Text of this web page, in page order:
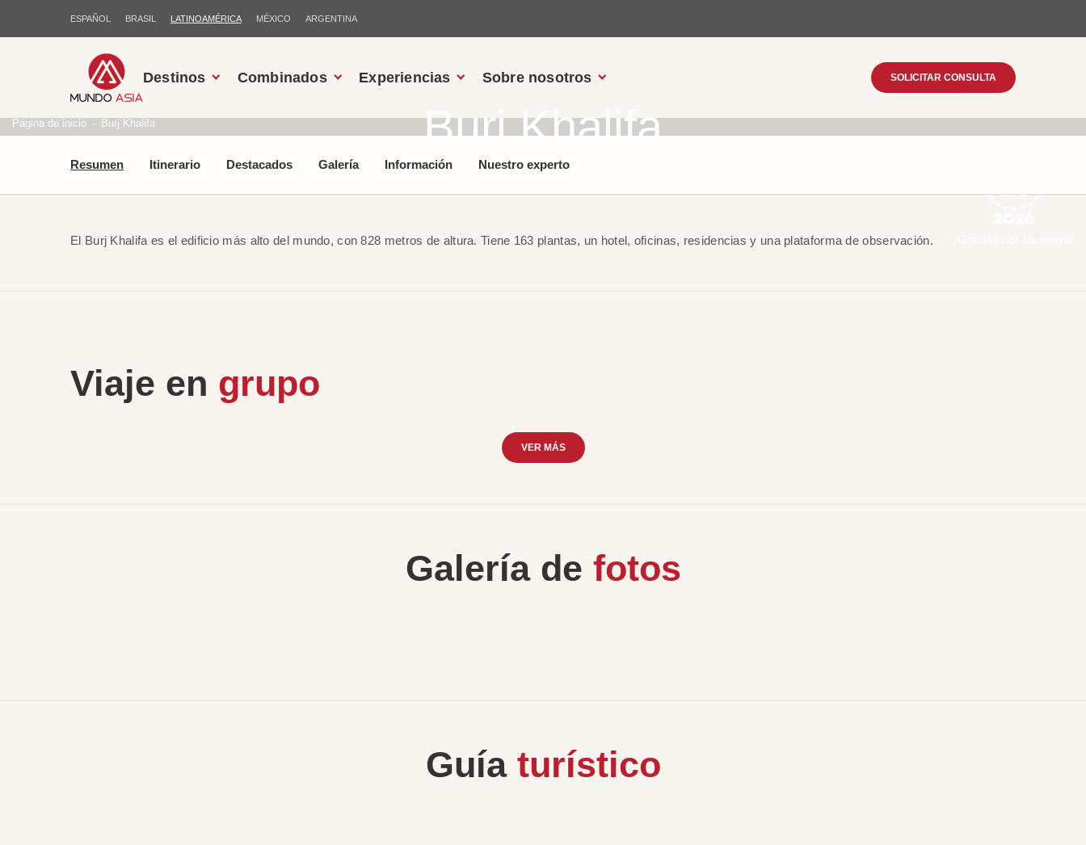
ESPAÑOL BRASIL LATINOAMÉRICA MÉXICO ARGENTINA
Destinos Combinados Experiencias Sobre nosotros SOLICITAR CONSULTA
Burj Khalifa
Página de inicio Burj Khalifa
Resumen Itinerario Destacados Galería Información Nuestro experto
El Burj Khalifa es el edificio más alto del mundo, con 828 metros de altura. Tiene 163 plantas, un hotel, oficinas, residencias y una plataforma de observación.
Viaje en grupo
VER MÁS
Galería de fotos
Guía turístico